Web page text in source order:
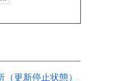
更新停止状態）